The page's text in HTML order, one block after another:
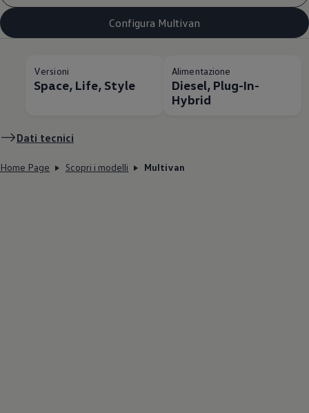
Configura Multivan
Versioni
Space, Life, Style
Alimentazione
Diesel, Plug-In-
Hybrid
Dati tecnici
Home Page Scopri i modelli Multivan